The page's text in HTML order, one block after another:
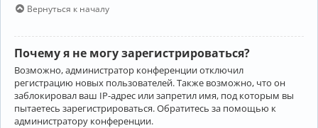
Вернуться к началу
Почему я не могу зарегистрироваться?
Возможно, администратор конференции отключил
регистрацию новых пользователей. Также возможно, что он
заблокировал ваш IP-адрес или запретил имя, под которым вы
пытаетесь зарегистрироваться. Обратитесь за помощью к
администратору конференции.